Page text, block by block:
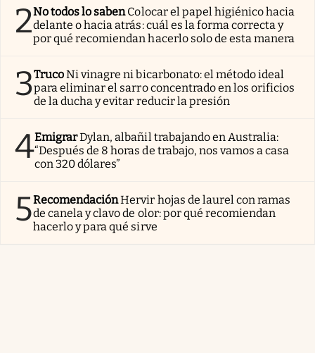
2No todos lo sabenColocar el papel higiénico hacia
delante o hacia atrás: cuál es la forma correcta y
por qué recomiendan hacerlo solo de esta manera
3TrucoNi vinagre ni bicarbonato: el método ideal
para eliminar el sarro concentrado en los orificios
de la ducha y evitar reducir la presión
4EmigrarDylan, albañil trabajando en Australia:
“Después de 8 horas de trabajo, nos vamos a casa
con 320 dólares”
5RecomendaciónHervir hojas de laurel con ramas
de canela y clavo de olor: por qué recomiendan
hacerlo y para qué sirve